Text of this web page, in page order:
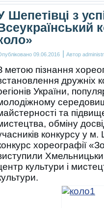
Шепетівці з
09.06.2016 | Автор
метою пізнання
дружніх
України,
та
обміну
конкурсу у м.
хореографії
культури і